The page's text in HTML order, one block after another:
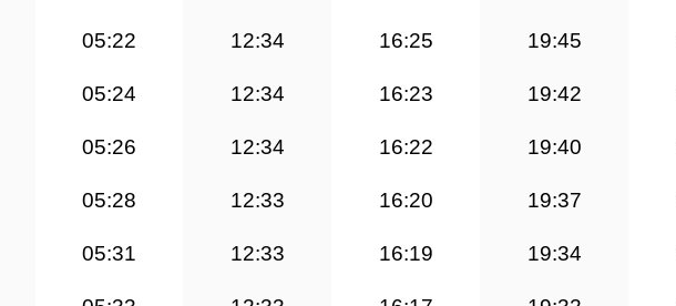
05:22 12:34 16:25 19:45
05:24 12:34 16:23 19:42
05:26 12:34 16:22 19:40
05:28 12:33 16:20 19:37
05:31 12:33 16:19 19:34